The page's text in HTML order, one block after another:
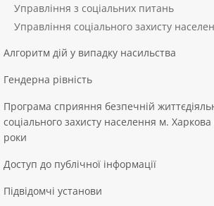
Управління з соціальних питань
Управління соціального захисту
Алгоритм дій у випадку насильства
Гендерна рівність
Програма сприяння безпечній
соціального захисту населення м.
роки
Доступ до публічної інформації
Підвідомчі установи